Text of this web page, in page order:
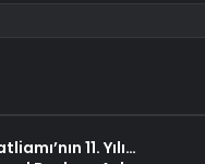
11. Yılı…